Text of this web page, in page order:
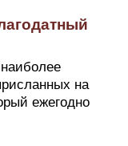
на
ежегодно